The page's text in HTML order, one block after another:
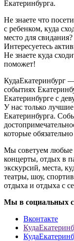
Екатеринбурга.
Не знаете что
с ребенком, куда
место для
Интересуетесь
Не знаете куда
поможет!
КудаЕкатеринбург
событиях
Екатеринбурге с
У нас только
Екатеринбурга.
которые
Мы советуем любые
концерты, отдых в
экскурсий, места,
театры, шоу,
отдыха и отдыха с
Мы в социальных
Вконтакте